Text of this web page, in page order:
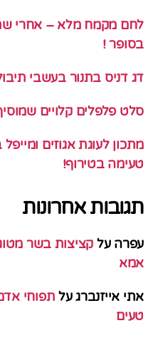
לחם מקמח מלא – אחרי
בסופר !
דג דניס בתנור בעשבי
סלט פלפלים קלויים
מתכון לעוגת אגוזים
טעימה בטירוף!
תגובות אחרונות
עפרה על קציצות בשר
אמא
אתי אייזנברגעל תפוחי
טעים